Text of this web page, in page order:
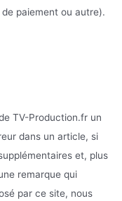
paiement ou autre).
TV-Production.fr un
dans un article, si
et, plus
remarque qui
par ce site, nous